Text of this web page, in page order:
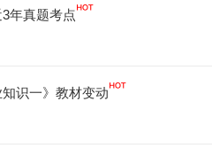
年真题考点
识一》教材变动